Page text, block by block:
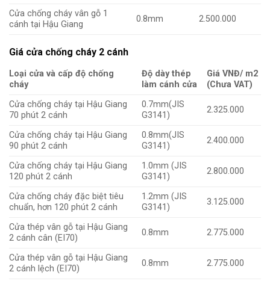
Cửa chống cháy vân gỗ 1
cánh tại Hậu Giang
0.8mm 2.500.000
Giá cửa chống cháy 2 cánh
Loại cửa và cấp độ chống
cháy
Độ dày thép
làm cánh cửa
Giá VNĐ/ m2
(Chưa VAT)
Cửa chống cháy tại Hậu Giang
70 phút 2 cánh
0.7mm(JIS
G3141)
2.325.000
Cửa chống cháy tại Hậu Giang
90 phút 2 cánh
0.8mm(JIS
G3141)
2.400.000
Cửa chống cháy tại Hậu Giang
120 phút 2 cánh
1.0mm (JIS
G3141)
2.800.000
Cửa chống cháy đặc biệt tiêu
chuẩn, hơn 120 phút 2 cánh
1.2mm (JIS
G3141)
3.125.000
Cửa thép vân gỗ tại Hậu Giang
2 cánh cân (EI70)
0.8mm 2.775.000
Cửa thép vân gỗ tại Hậu Giang
2 cánh lệch (EI70)
0.8mm 2.775.000